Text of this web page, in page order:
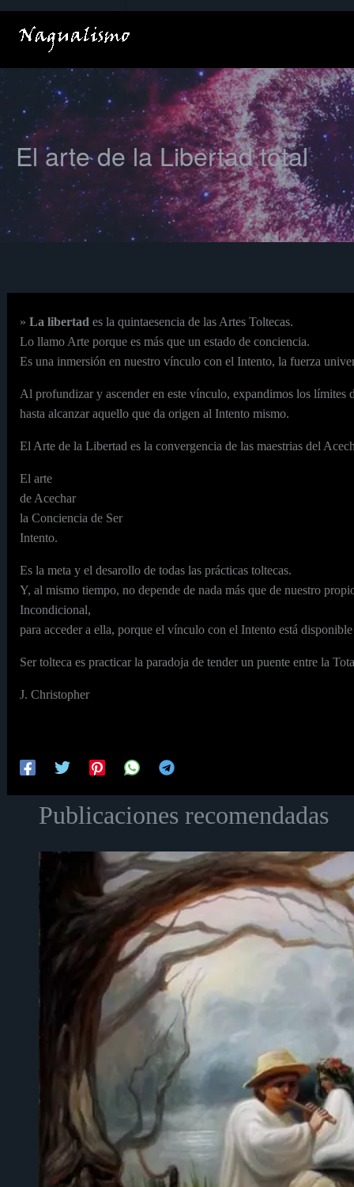
Ir
El arte de la Libertad total
» La libertad es la quintaesencia de las Artes Toltecas.
Lo llamo Arte porque es más que un estado de conciencia.
Es una inmersión en nuestro vínculo con el Intento, la fuerza
Al profundizar y ascender en este vínculo, expandimos los límites
hasta alcanzar aquello que da origen al Intento mismo.
El Arte de la Libertad es la convergencia de las maestrias del
El arte
de Acechar
la Conciencia de Ser
Intento.
Es la meta y el desarollo de todas las prácticas toltecas.
Y, al mismo tiempo, no depende de nada más que de nuestro
Incondicional,
para acceder a ella, porque el vínculo con el Intento está
Ser tolteca es practicar la paradoja de tender un puente entre la
J. Christopher
Publicaciones recomendadas